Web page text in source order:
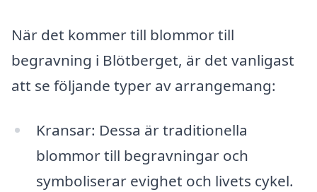
När det kommer till blommor till
begravning i Blötberget, är det vanligast
att se följande typer av arrangemang:
Kransar: Dessa är traditionella
blommor till begravningar och
symboliserar evighet och livets cykel.